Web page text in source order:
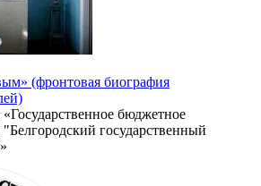
(фронтовая биография
бюджетное
государственный